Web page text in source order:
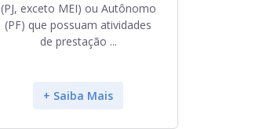
(PJ, exceto MEI) ou Autônomo
(PF) que possuam atividades
de prestação ...
+ Saiba Mais